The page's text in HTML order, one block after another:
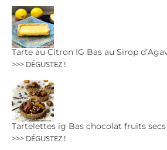
Tarte au Citron IG Bas au Sirop
>>> DÉGUSTEZ !
Tartelettes ig Bas chocolat fruits secs
>>> DÉGUSTEZ !